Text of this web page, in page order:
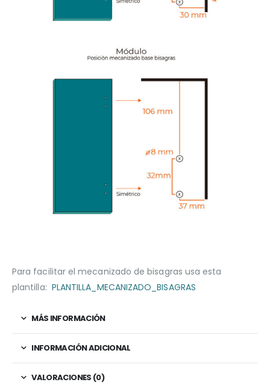
Para facilitar el mecanizado de bisagras usa esta
plantilla: PLANTILLA_MECANIZADO_BISAGRAS
MÁS INFORMACIÓN
INFORMACIÓN ADICIONAL
VALORACIONES (0)